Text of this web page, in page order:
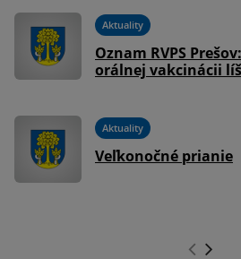
Aktuality
Oznam RVPS
orálnej vakcinácii
Aktuality
Veľkonočné prianie